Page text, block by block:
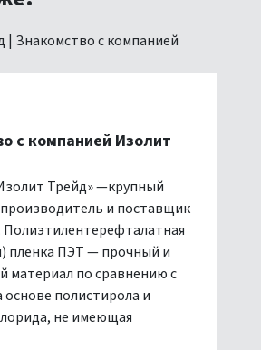
с компанией Изолит
Трейд» —крупный
и поставщик
пленка ПЭТ — прочный и
материал по сравнению с
основе полистирола и
не имеющая